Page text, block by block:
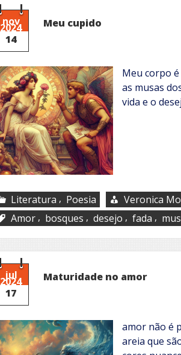
nov
2024
14
Meu cupido
Meu corpo
as musas
vida e o
Literatura , Poesia
Veronica
Amor , bosques , desejo , fada ,
jul
2024
17
Maturidade no amor
amor não é
areia que